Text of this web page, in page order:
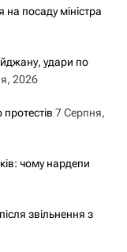
посаду міністра
удари по
2026
7 Серпня,
чому нардепи
звільнення з